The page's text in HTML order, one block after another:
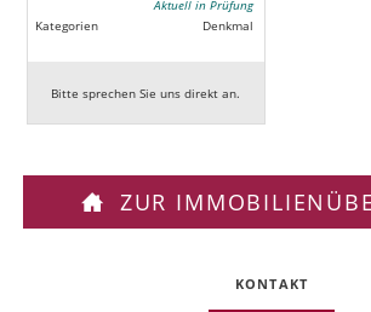
Aktuell in Prüfung
Kategorien
Denkmal
Bitte sprechen Sie uns direkt an.
ZUR
KONTAKT